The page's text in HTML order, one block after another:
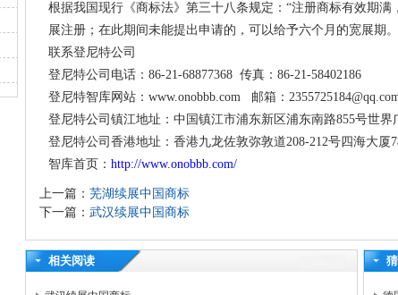
根据我国现行《商标法》第三十八条规定：“注册商标有效期
展注册；在此期间未能提出申请的，可以给予六个月的宽展期
联系登尼特公司
登尼特公司电话：86-21-68877368 传真：86-21-58402186
登尼特智库网站：www.onobbb.com 邮箱：
登尼特公司镇江地址：中国镇江市浦东新区浦东南路855号世界
登尼特公司香港地址：香港九龙佐敦弥敦道208-212号四海大厦7
智库首页： http://www.onobbb.com/
上一篇： 芜湖续展中国商标
下一篇： 武汉续展中国商标
相关阅读